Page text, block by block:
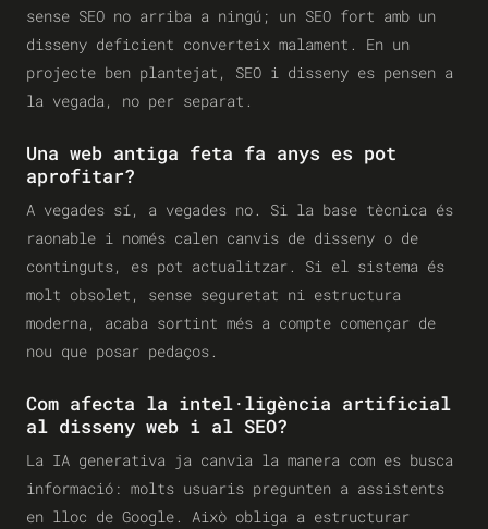
sense SEO no arriba a ningú; un SEO fort amb un
disseny deficient converteix malament. En un
projecte ben plantejat, SEO i disseny es pensen a
la vegada, no per separat.
Una web antiga feta fa anys es pot
aprofitar?
A vegades sí, a vegades no. Si la base tècnica és
raonable i només calen canvis de disseny o de
continguts, es pot actualitzar. Si el sistema és
molt obsolet, sense seguretat ni estructura
moderna, acaba sortint més a compte començar de
nou que posar pedaços.
Com afecta la intel·ligència artificial
al disseny web i al SEO?
La IA generativa ja canvia la manera com es busca
informació: molts usuaris pregunten a assistents
en lloc de Google. Això obliga a estructurar